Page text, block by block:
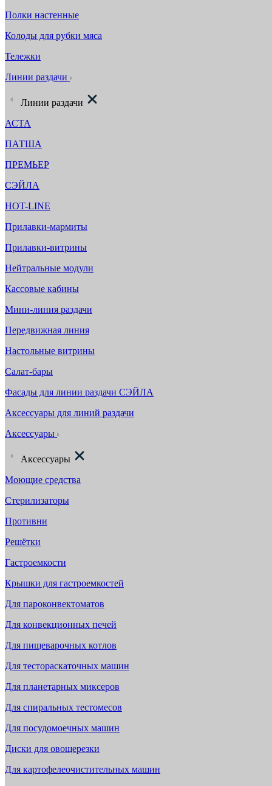
Полки настенные
Колоды для рубки мяса
Тележки
Линии раздачи
Линии раздачи
АСТА
ПАТША
ПРЕМЬЕР
СЭЙЛА
HOT-LINE
Прилавки-мармиты
Прилавки-витрины
Нейтральные модули
Кассовые кабины
Мини-линия раздачи
Передвижная линия
Настольные витрины
Салат-бары
Фасады для линии раздачи СЭЙЛА
Аксессуары для линий раздачи
Аксессуары
Аксессуары
Моющие средства
Стерилизаторы
Противни
Решётки
Гастроемкости
Крышки для гастроемкостей
Для пароконвектоматов
Для конвекционных печей
Для пищеварочных котлов
Для тестораскаточных машин
Для планетарных миксеров
Для спиральных тестомесов
Для посудомоечных машин
Диски для овощерезки
Для картофелеочистительных машин